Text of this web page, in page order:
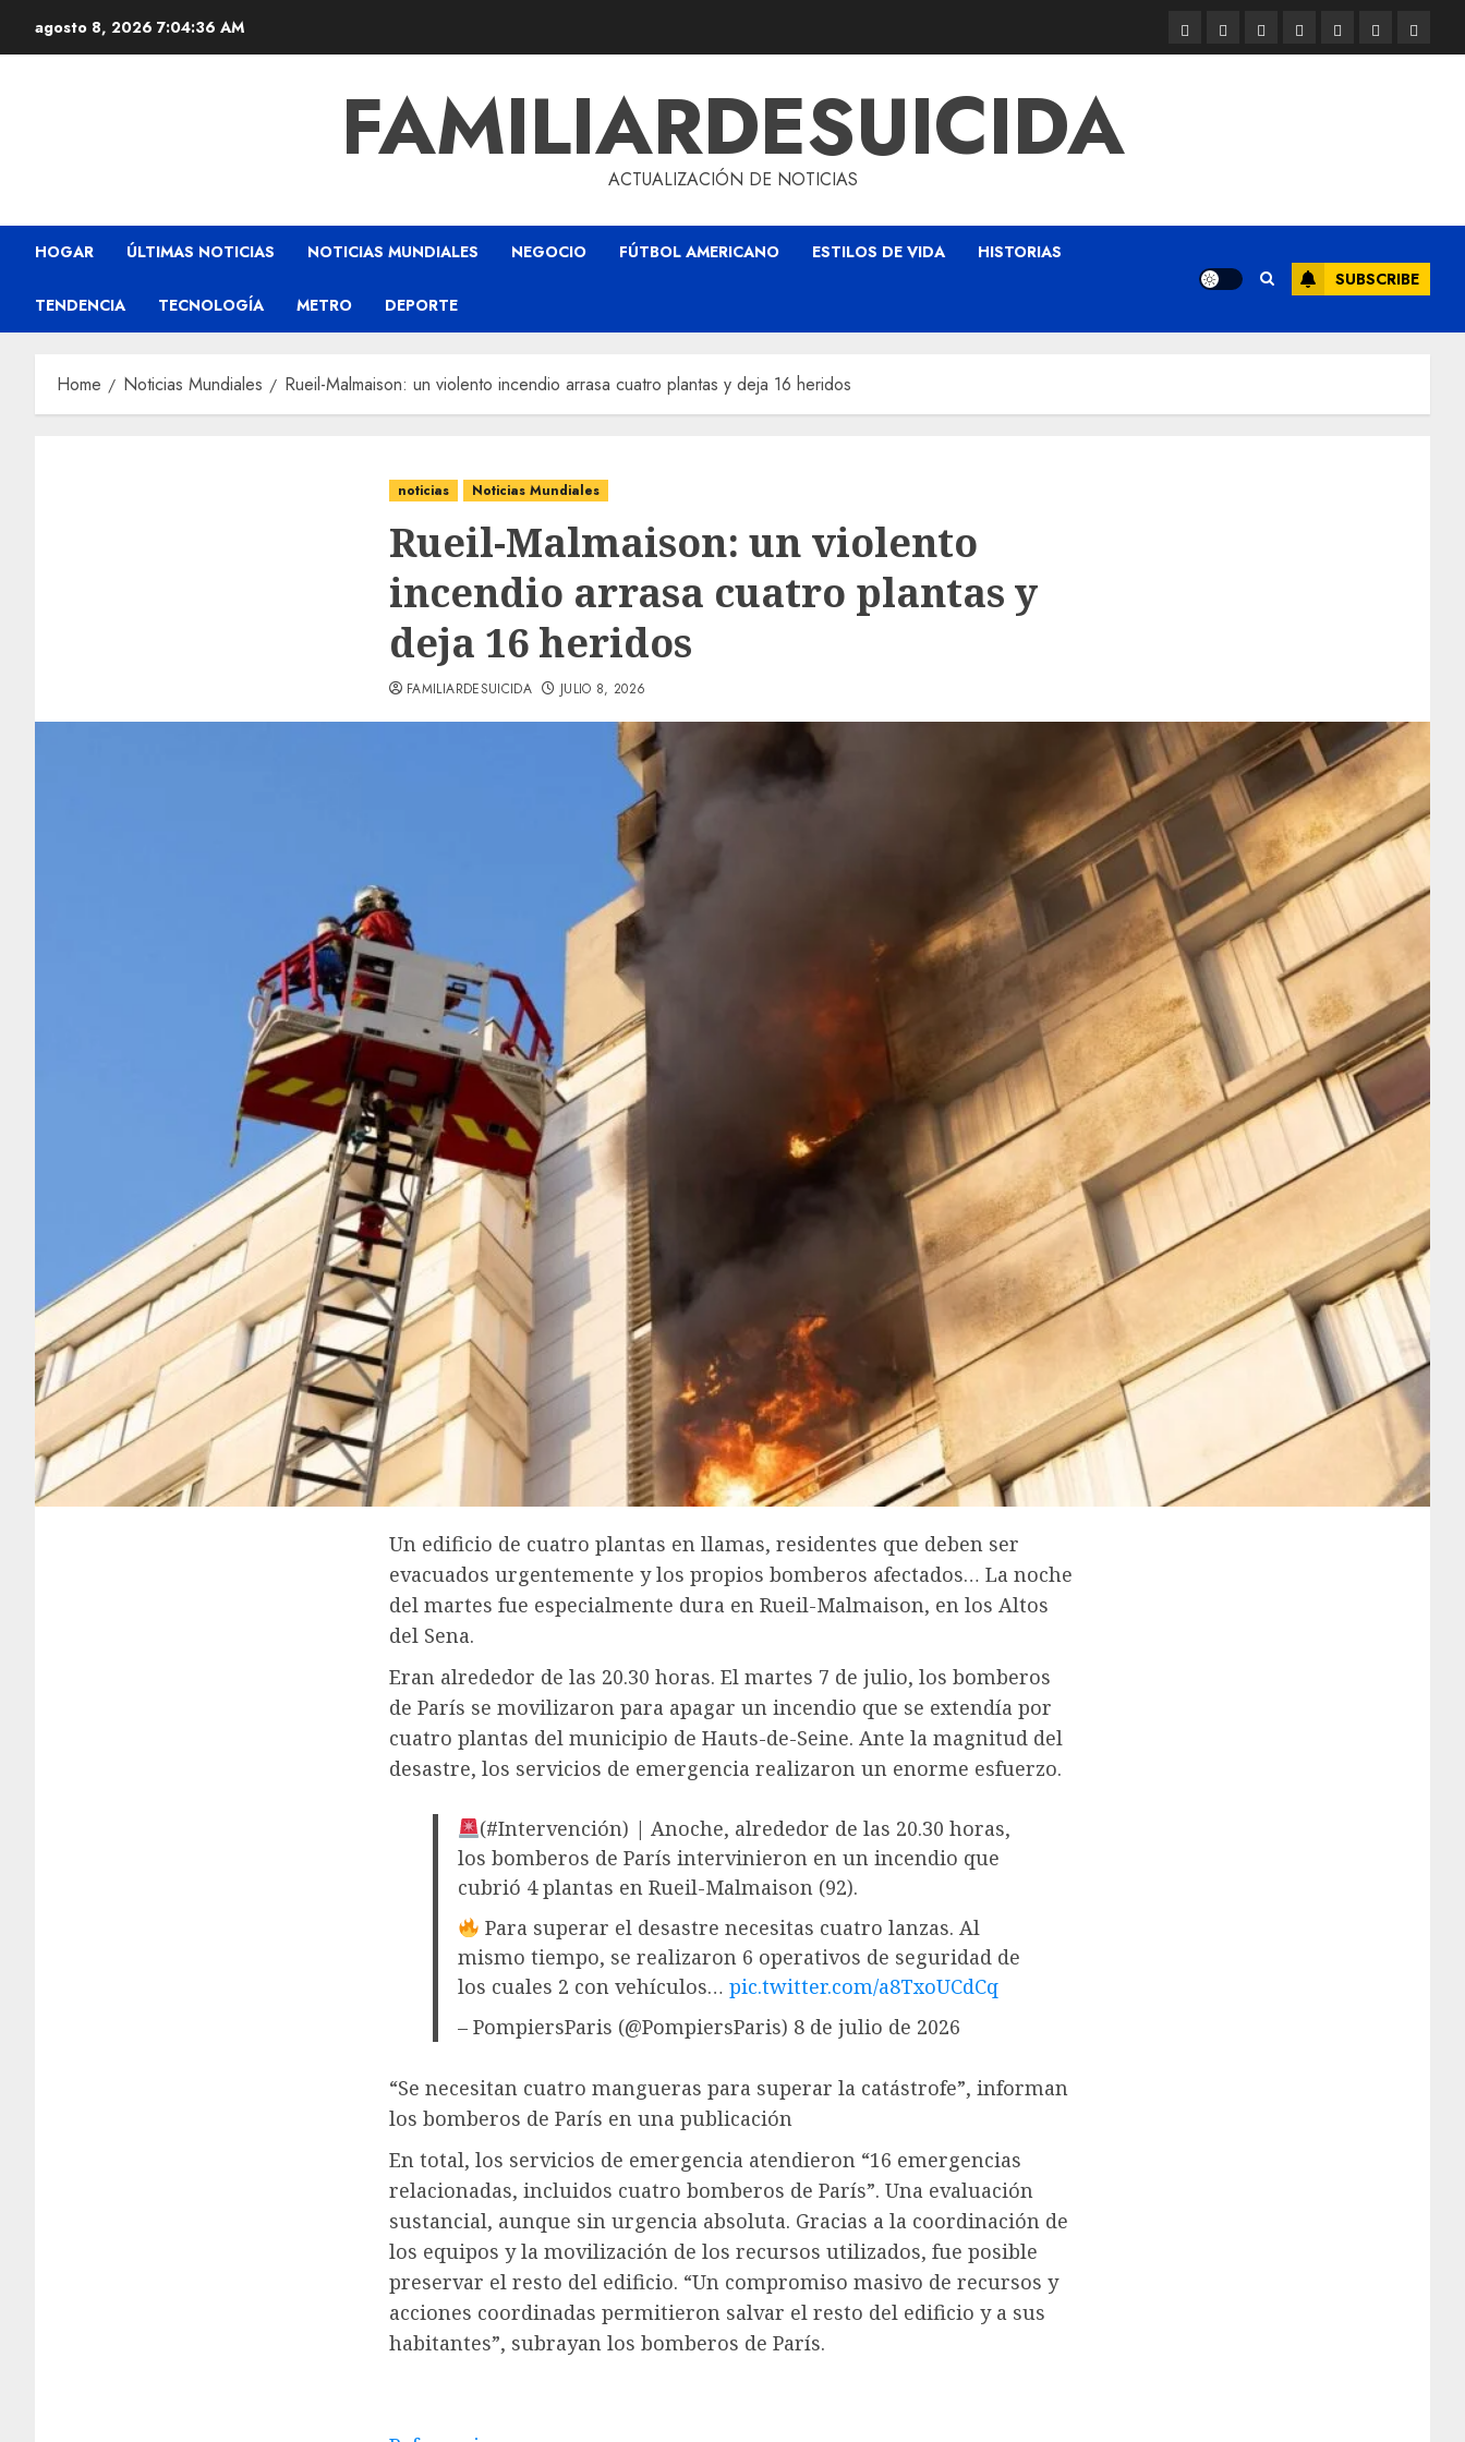
agosto 8, 2026 7:04:36 AM
FAMILIARDESUICIDA
ACTUALIZACIÓN DE NOTICIAS
HOGAR ÚLTIMAS NOTICIAS NOTICIAS MUNDIALES NEGOCIO FÚTBOL AMERICANO ESTILOS DE VIDA HISTORIAS
TENDENCIA TECNOLOGÍA METRO DEPORTE
SUBSCRIBE
Home Noticias Mundiales Rueil-Malmaison: un violento incendio arrasa cuatro plantas y deja 16 heridos
noticias Noticias Mundiales
Rueil-Malmaison: un violento
incendio arrasa cuatro plantas y
deja 16 heridos
FAMILIARDESUICIDA JULIO 8, 2026
Un edificio de cuatro plantas en llamas, residentes que deben ser
evacuados urgentemente y los propios bomberos afectados… La noche
del martes fue especialmente dura en Rueil-Malmaison, en los Altos
del Sena.
Eran alrededor de las 20.30 horas. El martes 7 de julio, los bomberos
de París se movilizaron para apagar un incendio que se extendía por
cuatro plantas del municipio de Hauts-de-Seine. Ante la magnitud del
desastre, los servicios de emergencia realizaron un enorme esfuerzo.
(#Intervención) | Anoche, alrededor de las 20.30 horas,
los bomberos de París intervinieron en un incendio que
cubrió 4 plantas en Rueil-Malmaison (92).
Para superar el desastre necesitas cuatro lanzas. Al
mismo tiempo, se realizaron 6 operativos de seguridad de
los cuales 2 con vehículos… pic.twitter.com/a8TxoUCdCq
– PompiersParis (@PompiersParis) 8 de julio de 2026
“Se necesitan cuatro mangueras para superar la catástrofe”, informan
los bomberos de París en una publicación
En total, los servicios de emergencia atendieron “16 emergencias
relacionadas, incluidos cuatro bomberos de París”. Una evaluación
sustancial, aunque sin urgencia absoluta. Gracias a la coordinación de
los equipos y la movilización de los recursos utilizados, fue posible
preservar el resto del edificio. “Un compromiso masivo de recursos y
acciones coordinadas permitieron salvar el resto del edificio y a sus
habitantes”, subrayan los bomberos de París.